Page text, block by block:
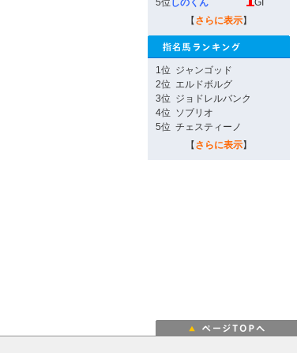
5位 しのくん
GI
【 さらに表示】
1位 ジャンゴッド
2位 エルドボルグ
3位 ジョドレルバンク
4位 ソブリオ
5位 チェスティーノ
【 さらに表示】